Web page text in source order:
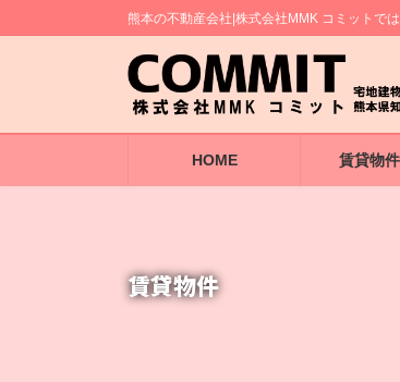
プ
動
熊本の不動産会社|株式会社MMK コミットで
HOME 賃貸物
賃貸物件